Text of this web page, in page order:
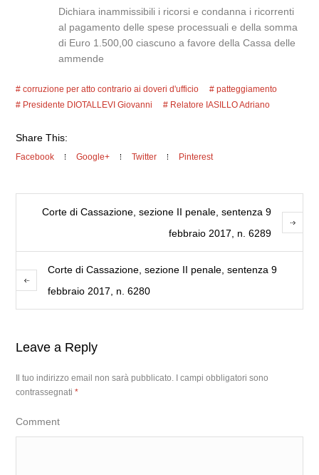
Dichiara inammissibili i ricorsi e condanna i ricorrenti
al pagamento delle spese processuali e della somma
di Euro 1.500,00 ciascuno a favore della Cassa delle
ammende
corruzione per atto contrario ai doveri d'ufficio
patteggiamento
Presidente DIOTALLEVI Giovanni
Relatore IASILLO Adriano
Share This:
Facebook Google+ Twitter Pinterest
Corte di Cassazione, sezione II penale, sentenza 9
febbraio 2017, n. 6289
Corte di Cassazione, sezione II penale, sentenza 9
febbraio 2017, n. 6280
Leave a Reply
Il tuo indirizzo email non sarà pubblicato.
I campi obbligatori sono
contrassegnati*
Comment